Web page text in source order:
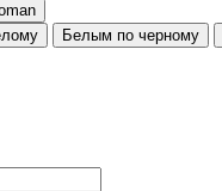
Белым по черному